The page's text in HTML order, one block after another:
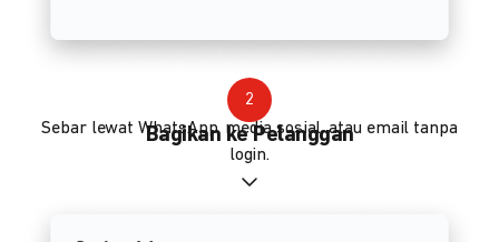
2
Bagikan ke Pelanggan
Sebar lewat WhatsApp, media sosial, atau email tanpa
login.